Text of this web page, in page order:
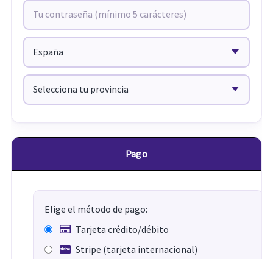
Pago
Elige el método de pago:
Tarjeta crédito/débito
Stripe (tarjeta internacional)